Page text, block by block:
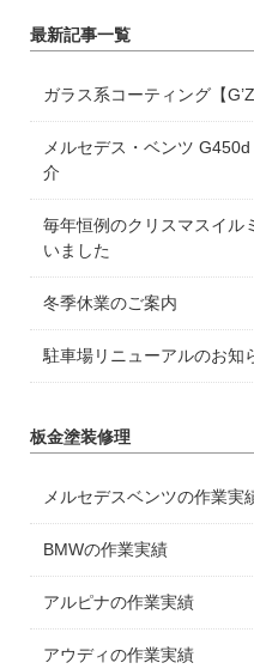
最新記事一覧
ガラス系コーティング【
メルセデス・ベンツ
介
毎年恒例のクリスマスイル
いました
冬季休業のご案内
駐車場リニューアルのお知
板金塗装修理
メルセデスベンツの作業実
BMWの作業実績
アルピナの作業実績
アウディの作業実績